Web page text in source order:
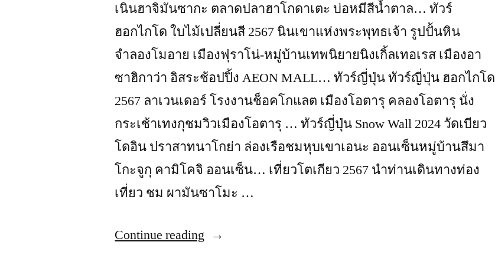
เนินฮาจิมันซากะ ตลาดปลาฮาโกดาเตะ บ่อหมีสีน้ำตาล… ทัวร์
ฮอกไกโด ใบไม้เปลี่ยนสี 2567 นินเขาแห่งพระพุทธเจ้า รูปปั้นหิน
จำลองโมอาย เมืองฟุราโน่-หมู่บ้านเทพนิยายนิงเกิ้ลเทอเรส เมืองอา
ซาฮิกาว่า อิสระช้อปปิ้ง AEON MALL… ทัวร์ญี่ปุ่น ทัวร์ญี่ปุ่น ฮอกไกโด
2567 ลาเวนเดอร์ โรงงานช็อคโกแลต เมืองโอตารุ คลองโอตารุ นั่ง
กระเช้าเทงกุชมวิวเมืองโอตารุ … ทัวร์ญี่ปุ่น Snow Wall 2024 วัดเบียว
โดอิน ปราสาทนาโกย่า ล่องเรือชมหุบเขาเอนะ ออนเซ็นหมู่บ้านสึมา
โกะจูกุ คามิโคจิ ออนเซ็น… เที่ยวโตเกียว 2567 นำท่านเดินทางท่อง
เที่ยว ชม ผามันซาโมะ …
Continue reading “ทัวร์